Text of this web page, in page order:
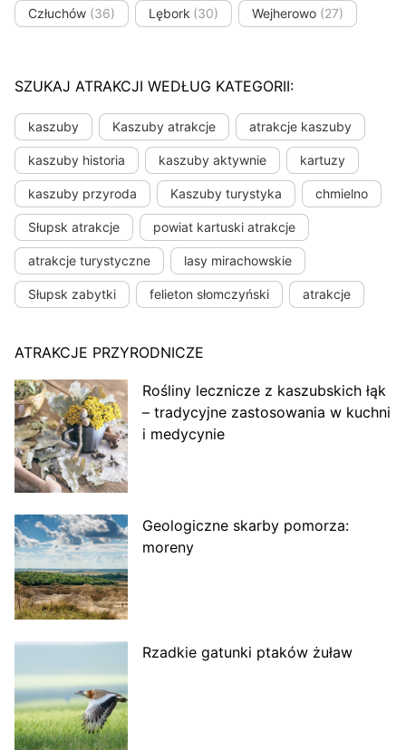
Człuchów (36) Lębork (30) Wejherowo (27)
SZUKAJ ATRAKCJI WEDŁUG KATEGORII:
kaszuby Kaszuby atrakcje atrakcje kaszuby
kaszuby historia kaszuby aktywnie kartuzy
kaszuby przyroda Kaszuby turystyka chmielno
Słupsk atrakcje powiat kartuski atrakcje
atrakcje turystyczne lasy mirachowskie
Słupsk zabytki felieton słomczyński atrakcje
ATRAKCJE PRZYRODNICZE
Rośliny lecznicze z kaszubskich łąk
– tradycyjne zastosowania w kuchni
i medycynie
Geologiczne skarby pomorza:
moreny
Rzadkie gatunki ptaków żuław